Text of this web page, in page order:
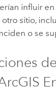
influir
sitio,
o se